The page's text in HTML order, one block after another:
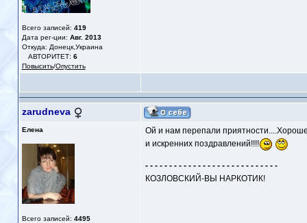
Всего записей: 419
Дата рег-ции: Авг. 2013
Откуда: Донецк,Украина
АВТОРИТЕТ: 6
Повысить/Опустить
zarudneva
Елена
Всего записей: 4495
Ой и нам перепали
и искренних поздравлений!!!!
- - - - - - - - - - - - - - - - - - - - - - - - - - - -
КОЗЛОВСКИЙ-ВЫ НАРКОТИК!